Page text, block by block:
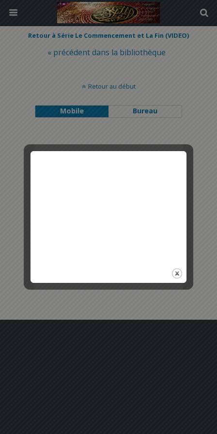
Retour à Série Le Commencement et La Fin (VIDEO)
« précédent dans la bibliothèque
Retour au début
Mobile Bureau